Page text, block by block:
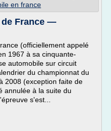
en france
de France —
(officiellement appelé
1967 à sa cinquante-
automobile sur circuit
du championnat du
2008 (exception faite de
annulée à la suite du
s'est...